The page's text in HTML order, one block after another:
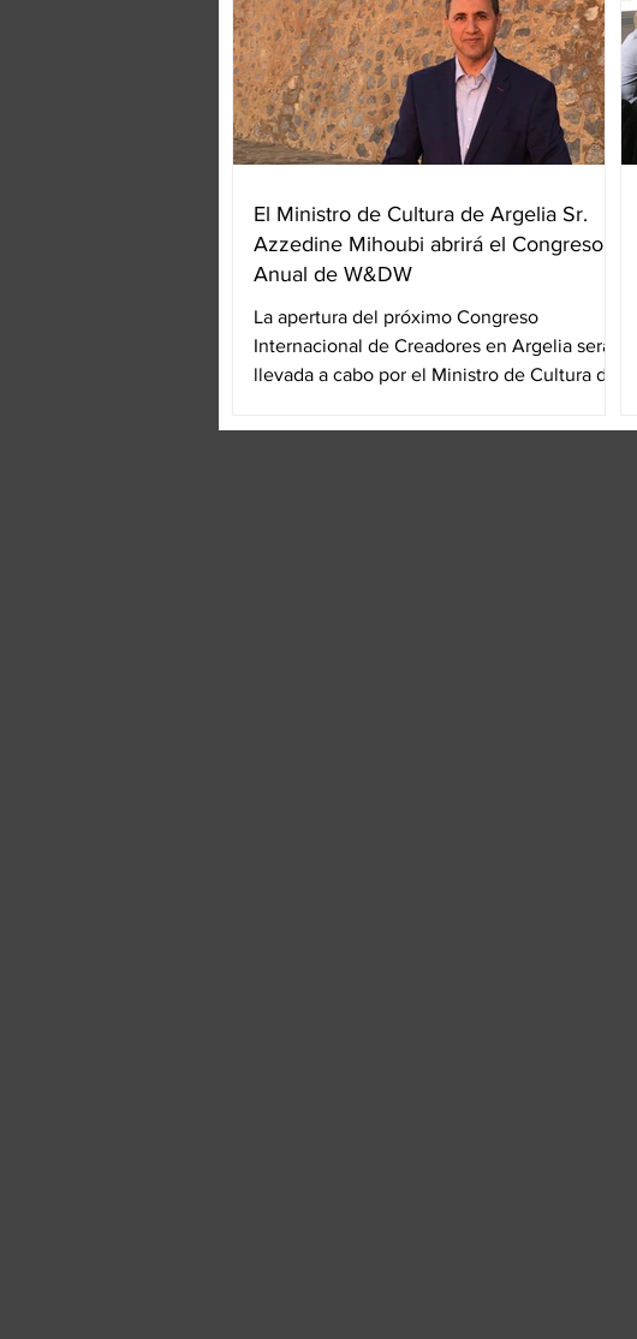
El Ministro de Cultura de Argelia Sr.
Azzedine Mihoubi abrirá el Congreso
Anual de W&DW
La apertura del próximo Congreso
Internacional de Creadores en Argelia será
llevada a cabo por el Ministro de Cultura de